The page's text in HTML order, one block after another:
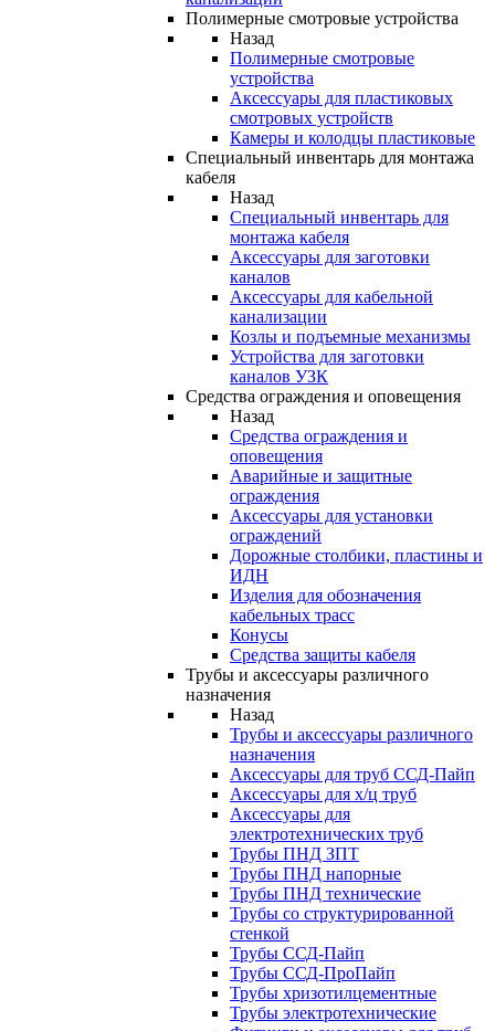
Полимерные смотровые устройства
Назад
Полимерные смотровые
устройства
Аксессуары для пластиковых
смотровых устройств
Камеры и колодцы пластиковые
Специальный инвентарь для монтажа
кабеля
Назад
Специальный инвентарь для
монтажа кабеля
Аксессуары для заготовки
каналов
Аксессуары для кабельной
канализации
Козлы и подъемные механизмы
Устройства для заготовки
каналов УЗК
Средства ограждения и оповещения
Назад
Средства ограждения и
оповещения
Аварийные и защитные
ограждения
Аксессуары для установки
ограждений
Дорожные столбики, пластины и
ИДН
Изделия для обозначения
кабельных трасс
Конусы
Средства защиты кабеля
Трубы и аксессуары различного
назначения
Назад
Трубы и аксессуары различного
назначения
Аксессуары для труб ССД-Пайп
Аксессуары для х/ц труб
Аксессуары для
электротехнических труб
Трубы ПНД ЗПТ
Трубы ПНД напорные
Трубы ПНД технические
Трубы со структурированной
стенкой
Трубы ССД-Пайп
Трубы ССД-ПроПайп
Трубы хризотилцементные
Трубы электротехнические